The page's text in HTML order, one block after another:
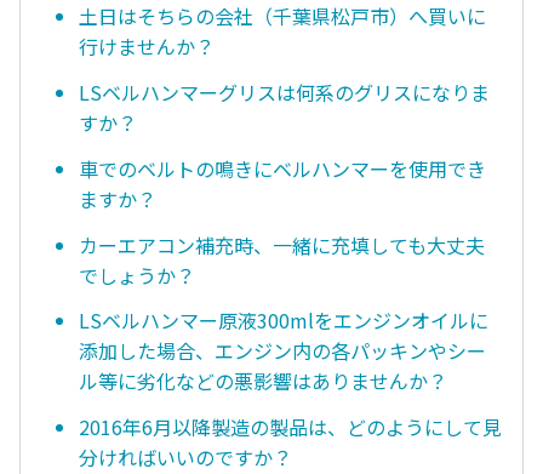
土日はそちらの会社（千葉県松戸市）へ買いに
行けませんか？
LSベルハンマーグリスは何系のグリスになりま
すか？
車でのベルトの鳴きにベルハンマーを使用でき
ますか？
カーエアコン補充時、一緒に充填しても大丈夫
でしょうか？
LSベルハンマー原液300mlをエンジンオイルに
添加した場合、エンジン内の各パッキンやシー
ル等に劣化などの悪影響はありませんか？
2016年6月以降製造の製品は、どのようにして見
分ければいいのですか？